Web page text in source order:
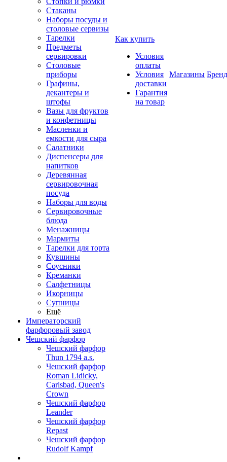
Стаканы
Наборы посуды и
столовые сервизы
Тарелки
Предметы
сервировки
Столовые
приборы
Графины,
декантеры и
штофы
Вазы для фруктов
и конфетницы
Масленки и
емкости для сыра
Салатники
Диспенсеры для
напитков
Деревянная
сервировочная
посуда
Наборы для воды
Сервировочные
блюда
Менажницы
Мармиты
Тарелки для торта
Кувшины
Соусники
Креманки
Салфетницы
Икорницы
Супницы
Ещё
Императорский
фарфоровый завод
Чешский фарфор
Чешский фарфор
Thun 1794 a.s.
Чешский фарфор
Roman Lidicky,
Carlsbad, Queen's
Crown
Чешский фарфор
Leander
Чешский фарфор
Repast
Чешский фарфор
Rudolf Kampf
Как купить
Условия
оплаты
Условия
доставки
Гарантия
на товар
Магазины